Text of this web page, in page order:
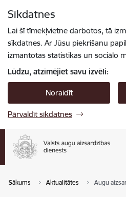
Sīkdatnes
Lai šī tīmekļvietne darbotos, tā
sīkdatnes. Ar Jūsu piekrišanu
izmantotas statistikas un sociālo
Lūdzu, atzīmējiet savu izvēli:
Noraidīt
Pārvaldīt sīkdatnes
Sākums Aktualitātes Augu